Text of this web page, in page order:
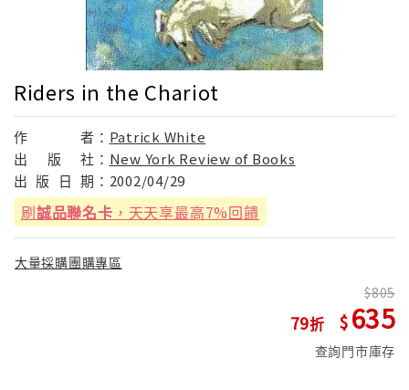
Riders in the Chariot
作 者： Patrick White
出
版 社： New York Review of Books
出 版 日 期： 2002/04/29
刷誠品聯名卡 ，天天享最高7%回饋
大量採購團購專區
79
805
635
查詢門市庫存